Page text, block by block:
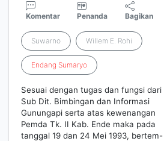
Komentar Penanda Bagikan
Suwarno Willem E. Rohi
Endang Sumaryo
Sesuai dengan tugas dan fungsi dari
Sub Dit. Bimbingan dan Informasi
Gunungapi serta atas kewenangan
Pemda Tk. II Kab. Ende maka pada
tanggal 19 dan 24 Mei 1993, bertem-